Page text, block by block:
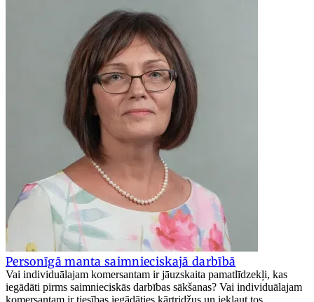
Personīgā manta saimnieciskajā darbībā
Vai individuālajam komersantam ir jāuzskaita pamatlīdzekļi, kas
iegādāti pirms saimnieciskās darbības sākšanas? Vai individuālajam